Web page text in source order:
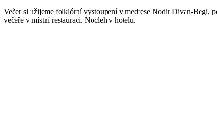
Večer si užijeme folklórní vystoupení v medrese Nodir Divan-Begi,
večeře v místní restauraci. Nocleh v hotelu.